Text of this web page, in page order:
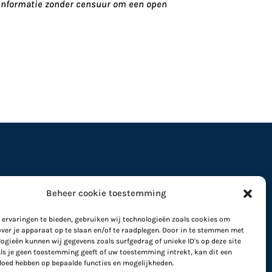
Beheer cookie toestemming
ervaringen te bieden, gebruiken wij technologieën zoals cookies om
je apparaat op te slaan en/of te raadplegen. Door in te stemmen met
kunnen wij gegevens zoals surfgedrag of unieke ID's op deze site
je geen toestemming geeft of uw toestemming intrekt, kan dit een
hebben op bepaalde functies en mogelijkheden.
zonder censuur om een open